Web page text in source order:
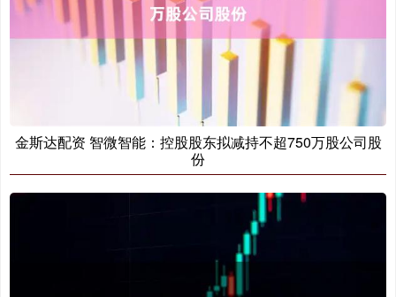
金斯达配资 智微智能：控股股东拟减持不超750万股公司股
份